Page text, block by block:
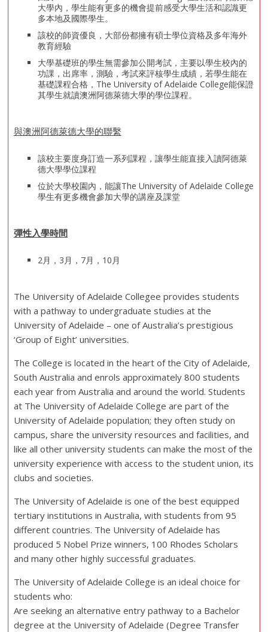
大學內，學生能有更多的機會提前感受大學生活和認識更
多本地及國際學生。
該校的師資優良，大部份都擁有碩士學位資格及多年海外
教育經驗
大學基礎班的學生無需參加公開考試，主要以學生校內的
功課，出席率，測驗，考試來評核學生成績，若學生能在
基礎課程合格，The University of Adelaide College能保證
其學生就讀澳洲阿德萊德大學的學位課程。
與澳洲阿德萊德大學的聯繫
該校主要度身訂造一系列課程，讓學生能直接入讀阿德萊
德大學學位課程
位於大學校園內，能讓The University of Adelaide College
學生有更多機會參加大學的講座及課堂
彈性入學時間
2月，3月，7月，10月
The University of Adelaide Collegee provides students
with a pathway to undergraduate studies at the
University of Adelaide – one of Australia’s prestigious
‘Group of Eight’ universities.
The College is located in the heart of the City of Adelaide,
South Australia and enrols approximately 800 students
each year from Australia and around the world. Students
at The University of Adelaide College are part of the
University of Adelaide population; they often study on
campus, share the university resources and facilities, and
like all other university students can make the most of the
university experience with access to the student union, its
clubs and societies.
The University of Adelaide is one of the best equipped
tertiary institutions in Australia, with students from 95
different countries. The University of Adelaide has
produced 5 Nobel Prize winners, 100 Rhodes Scholars
and many other highly successful graduates.
The University of Adelaide College is an ideal choice for
students who:
Are seeking an alternative entry pathway to a Bachelor
degree at the University of Adelaide (Degree Transfer